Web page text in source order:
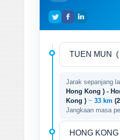
Jarak sepanjang
Hong Kong ) -
Kong ) ~ 33 km
Jangkaan masa